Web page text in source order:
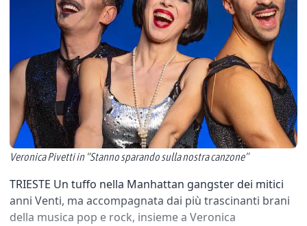
Veronica Pivetti in “Stanno sparando sulla nostra canzone”
TRIESTE Un tuffo nella Manhattan gangster dei mitici
anni Venti, ma accompagnata dai più trascinanti brani
della musica pop e rock, insieme a Veronica